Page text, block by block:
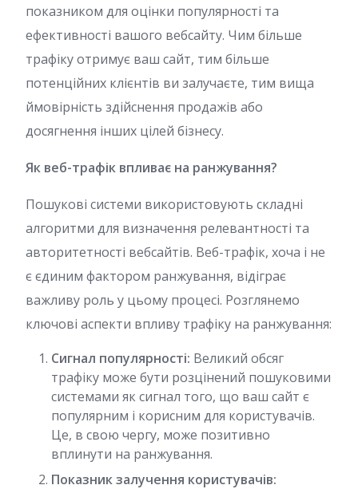
показником для оцінки популярності та
ефективності вашого вебсайту. Чим більше
трафіку отримує ваш сайт, тим більше
потенційних клієнтів ви залучаєте, тим вища
ймовірність здійснення продажів або
досягнення інших цілей бізнесу.
Як веб-трафік впливає на ранжування?
Пошукові системи використовують складні
алгоритми для визначення релевантності та
авторитетності вебсайтів. Веб-трафік, хоча і не
є єдиним фактором ранжування, відіграє
важливу роль у цьому процесі. Розглянемо
ключові аспекти впливу трафіку на ранжування:
Сигнал популярності: Великий обсяг
трафіку може бути розцінений пошуковими
системами як сигнал того, що ваш сайт є
популярним і корисним для користувачів.
Це, в свою чергу, може позитивно
вплинути на ранжування.
Показник залучення користувачів: